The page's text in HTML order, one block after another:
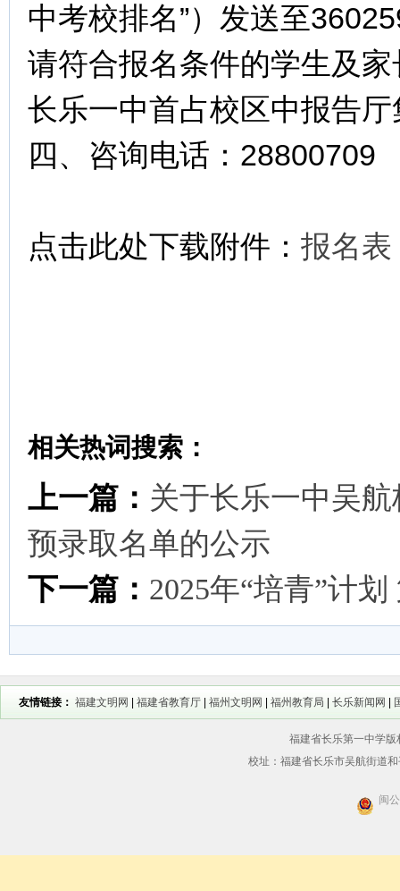
中考校排名”）发送至
请符合报名条件的学生及
长乐一中首占校区中报告
四、咨询电话：28800709
点击此处下载附件： 报名表
相关热词搜索：
上一篇： 关于长乐一中吴
预录取名单的公示
下一篇： 2025年“培青”计
友情链接： 福建文明网 福建省教育厅 福州文明网 福州教育局 长乐新闻网
福建省长乐第一中学
校址：福建省长乐市吴航街道
闽